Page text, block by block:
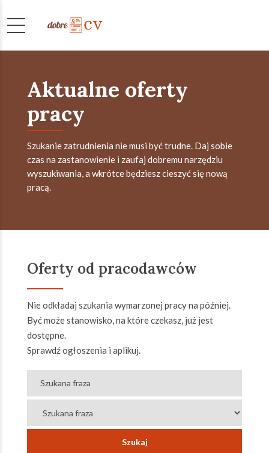
Aktualne oferty
pracy
Szukanie zatrudnienia nie musi być trudne. Daj sobie
czas na zastanowienie i zaufaj dobremu narzędziu
wyszukiwania, a wkrótce będziesz cieszyć się nową
pracą.
Oferty od pracodawców
Nie odkładaj szukania wymarzonej pracy na później.
Być może stanowisko, na które czekasz, już jest
dostępne.
Sprawdź ogłoszenia i aplikuj.